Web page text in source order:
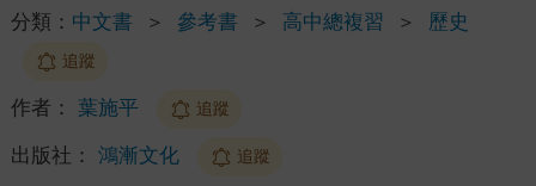
分類： 中文書 ＞ 參考書 ＞ 高中總複習 ＞ 歷史
追蹤
作者： 葉施平 追蹤
出版社： 鴻漸文化 追蹤